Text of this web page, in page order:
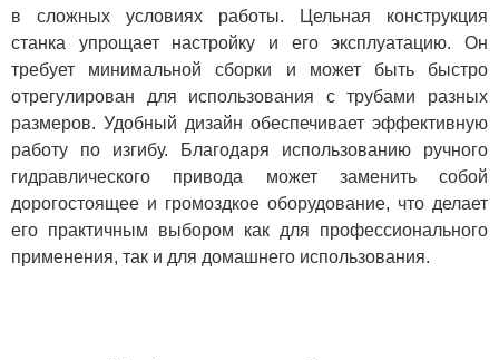
в сложных условиях работы. Цельная конструкция
станка упрощает настройку и его эксплуатацию. Он
требует минимальной сборки и может быть быстро
отрегулирован для использования с трубами разных
размеров. Удобный дизайн обеспечивает эффективную
работу по изгибу. Благодаря использованию ручного
гидравлического привода может заменить собой
дорогостоящее и громоздкое оборудование, что делает
его практичным выбором как для профессионального
применения, так и для домашнего использования.